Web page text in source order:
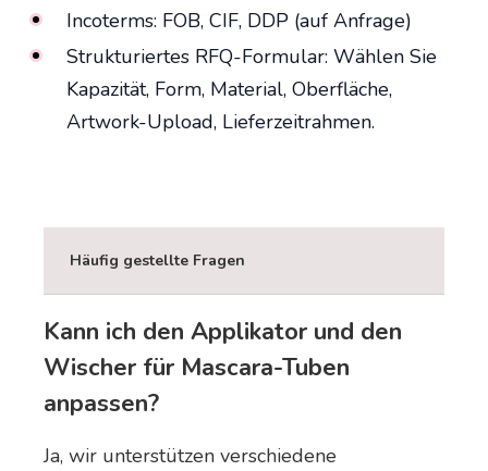
Incoterms: FOB, CIF, DDP (auf Anfrage)
Strukturiertes RFQ-Formular: Wählen Sie
Kapazität, Form, Material, Oberfläche,
Artwork-Upload, Lieferzeitrahmen.
Häufig gestellte Fragen
Kann ich den Applikator und den
Wischer für Mascara-Tuben
anpassen?
Ja, wir unterstützen verschiedene